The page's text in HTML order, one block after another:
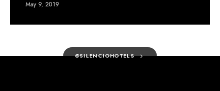
May 9, 2019
@SILENCIOHOTELS